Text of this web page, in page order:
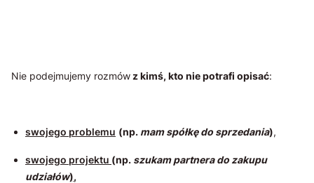
Nie podejmujemy rozmów z kimś, kto nie potrafi opisać:
swojego problemu (np. mam spółkę do sprzedania),
swojego projektu (np. szukam partnera do zakupu
udziałów),